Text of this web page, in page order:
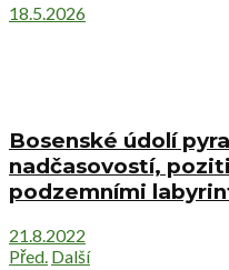
18.5.2026
Bosenské údolí
nadčasovostí,
podzemními
21.8.2022
Před. Další